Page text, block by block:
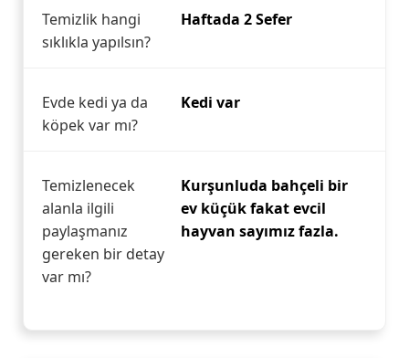
Temizlik hangi
sıklıkla yapılsın?
Haftada 2 Sefer
Evde kedi ya da
köpek var mı?
Kedi var
Temizlenecek
alanla ilgili
paylaşmanız
gereken bir detay
var mı?
Kurşunluda bahçeli bir
ev küçük fakat evcil
hayvan sayımız fazla.